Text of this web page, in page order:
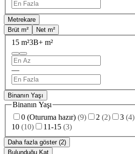
Metrekare
Brüt m²
Net m²
15 m²3B+ m²
—
Binanın Yaşı
Binanın Yaşı
0 (Oturuma hazır) (9) 2 (2) 3 (4)
10 (10) 11-15 (3)
Daha fazla göster (2)
Bulunduğu Kat